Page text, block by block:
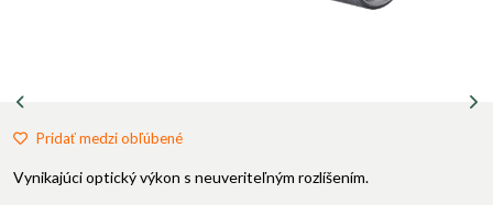
Pridať medzi obľúbené
Vynikajúci optický výkon s neuveriteľným rozlíšením.